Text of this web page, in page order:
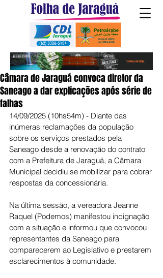
Câmara de Jaraguá convoca diretor da
Saneago a dar explicações após série de
falhas
14/09/2025 (10hs54m) - Diante das
inúmeras reclamações da população
sobre os serviços prestados pela
Saneago desde a renovação do contrato
com a Prefeitura de Jaraguá, a Câmara
Municipal decidiu se mobilizar para cobrar
respostas da concessionária.
Na última sessão, a vereadora Jeanne
Raquel (Podemos) manifestou indignação
com a situação e informou que convocou
representantes da Saneago para
comparecerem ao Legislativo e prestarem
esclarecimentos à comunidade.